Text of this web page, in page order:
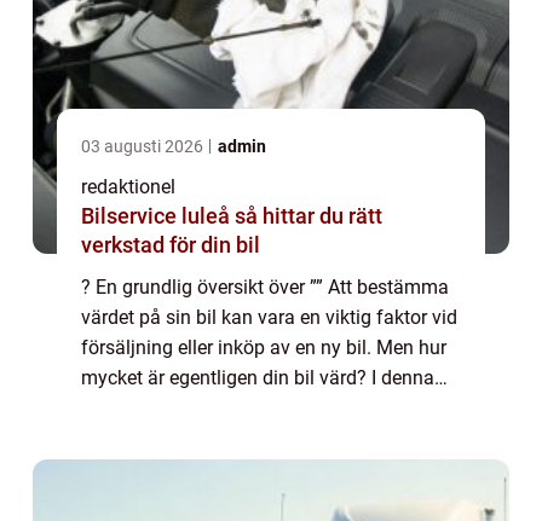
03 augusti 2026 admin
redaktionel
Bilservice luleå så hittar du rätt
verkstad för din bil
? En grundlig översikt över ”” Att bestämma
värdet på sin bil kan vara en viktig faktor vid
försäljning eller inköp av en ny bil. Men hur
mycket är egentligen din bil värd? I denna